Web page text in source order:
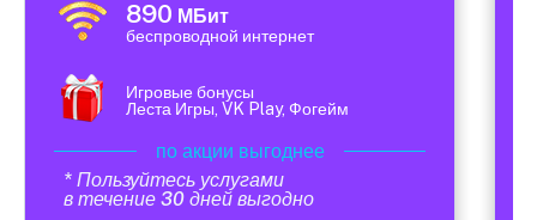
890 МБит
беспроводной интернет
Игровые бонусы
Леста Игры, VK Play, Фогейм
по акции выгоднее
* Пользуйтесь услугами
в течение 30 дней выгодно